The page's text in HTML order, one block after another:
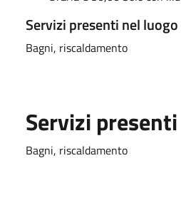
Servizi presenti nel luogo
Bagni, riscaldamento
Servizi
Bagni, riscaldamento